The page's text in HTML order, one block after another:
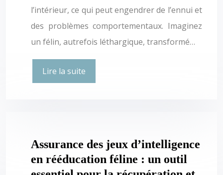
l’intérieur, ce qui peut engendrer de l’ennui et
des problèmes comportementaux. Imaginez
un félin, autrefois léthargique, transformé…
Lire la suite
Assurance des jeux d’intelligence
en rééducation féline : un outil